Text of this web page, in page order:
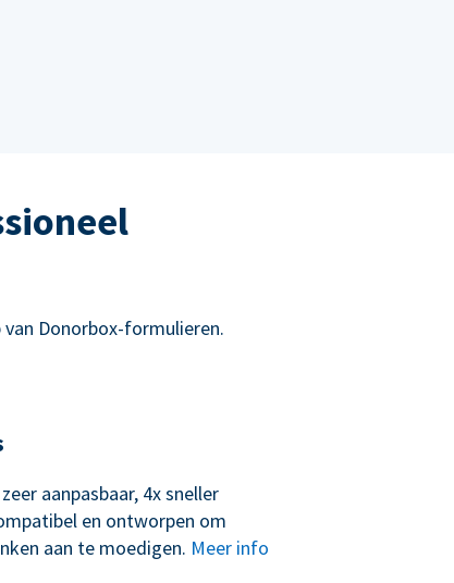
Donorbox-formulieren.
aanpasbaar, 4x sneller
en ontworpen om
aan te moedigen. Meer info